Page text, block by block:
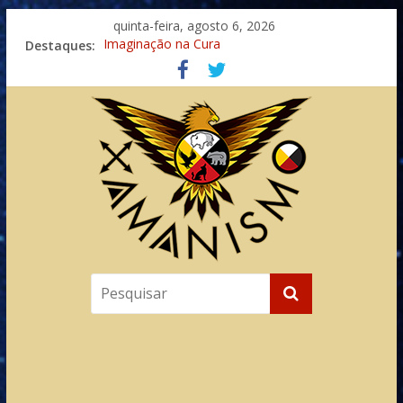
quinta-feira, agosto 6, 2026
Destaques: Imaginação na Cura
Meditando nas Sombras
Autosuficiência: A Jornada do Espírito Ancestral
Xamanismo Universal
Totens – Caminho Espiritual – Crescimento